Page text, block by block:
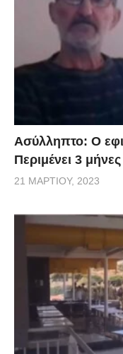
Ασύλληπτο: Ο
Περιμένει 3
21 ΜΑΡΤΊΟΥ, 2023